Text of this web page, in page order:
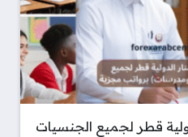
قطر لجميع الجنسيات